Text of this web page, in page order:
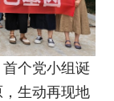
首个党小组诞
生动再现地